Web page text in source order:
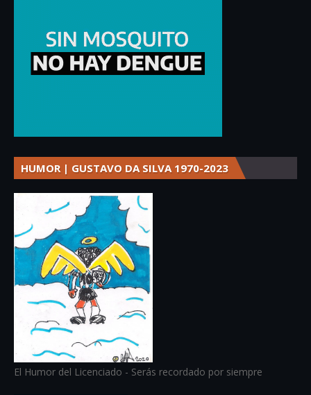
HUMOR | GUSTAVO DA SILVA 1970-2023
El Humor del Licenciado - Serás recordado por siempre